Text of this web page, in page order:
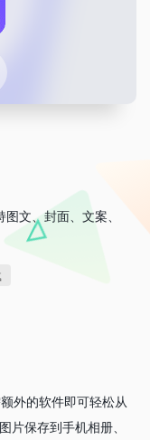
文、封面、文案、
外的软件即可轻松从
片保存到手机相册、